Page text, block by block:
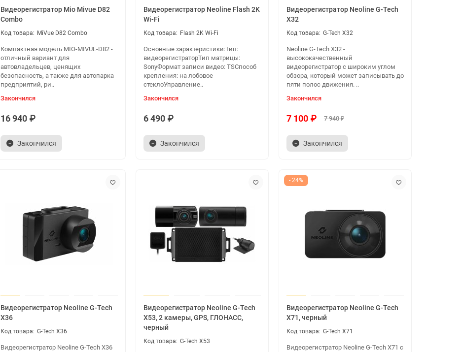
Видеорегистратор Mio Mivue D82
Combo
MiVue D82 Combo
Компактная модель MIO-MIVUE-D82 -
отличный вариант для
автовладельцев, ценящих
безопасность, а также для автопарка
предприятий, ри..
Закончился
16 940 ₽
Закончился
Видеорегистратор Neoline Flash 2K
Wi-Fi
Flash 2K Wi-Fi
Основные характеристики:Тип:
видеорегистраторТип матрицы:
SonyФормат записи видео: TSСпособ
крепления: на лобовое
стеклоУправление..
Закончился
6 490 ₽
Закончился
Видеорегистратор Neoline G-Tech
X32
G-Tech X32
Neoline G-Tech X32 -
высококачественный
видеорегистратор с широким углом
обзора, который может записывать до
пяти полос движения. ..
Закончился
7 100 ₽ 7 940 ₽
Закончился
Видеорегистратор Neoline G-Tech
X36
G-Tech X36
Видеорегистратор Neoline G-Tech X36
Видеорегистратор Neoline G-Tech
X53, 2 камеры, GPS, ГЛОНАСС,
черный
G-Tech X53
- 24%
Видеорегистратор Neoline G-Tech
X71, черный
G-Tech X71
Видеорегистратор Neoline G-Tech X71 с